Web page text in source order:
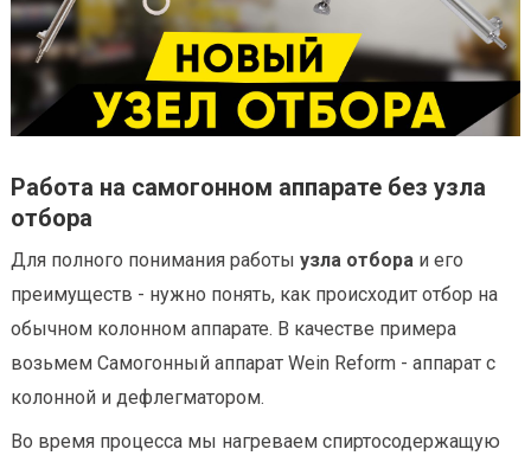
Работа на самогонном аппарате без узла
отбора
Для полного понимания работы узла отбора и его
преимуществ - нужно понять, как происходит отбор на
обычном колонном аппарате. В качестве примера
возьмем Самогонный аппарат Wein Reform - аппарат с
колонной и дефлегматором.
Во время процесса мы нагреваем спиртосодержащую